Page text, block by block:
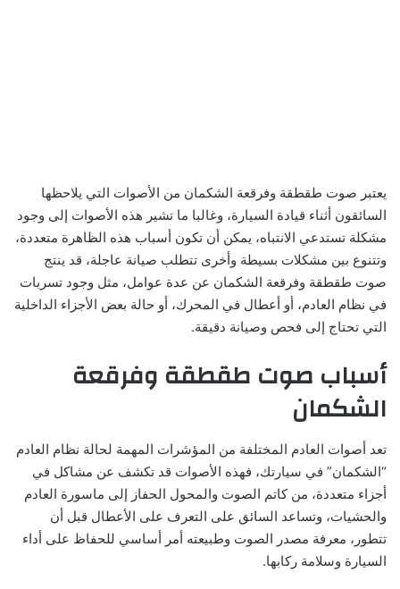
يعتبر صوت طقطقة وفرقعة الشكمان من الأصوات التي يلاحظها
السائقون أثناء قيادة السيارة، وغالبا ما تشير هذه الأصوات إلى وجود
مشكلة تستدعي الانتباه، يمكن أن تكون أسباب هذه الظاهرة متعددة،
وتتنوع بين مشكلات بسيطة وأخرى تتطلب صيانة عاجلة، قد ينتج
صوت طقطقة وفرقعة الشكمان عن عدة عوامل، مثل وجود تسربات
في نظام العادم، أو أعطال في المحرك، أو حالة بعض الأجزاء الداخلية
التي تحتاج إلى فحص وصيانة دقيقة.
أسباب صوت طقطقة وفرقعة
الشكمان
تعد أصوات العادم المختلفة من المؤشرات المهمة لحالة نظام العادم
“الشكمان” في سيارتك، فهذه الأصوات قد تكشف عن مشاكل في
أجزاء متعددة، من كاتم الصوت والمحول الحفاز إلى ماسورة العادم
والحشيات، وتساعد السائق على التعرف على الأعطال قبل أن
تتطور، معرفة مصدر الصوت وطبيعته أمر أساسي للحفاظ على أداء
السيارة وسلامة ركابها.